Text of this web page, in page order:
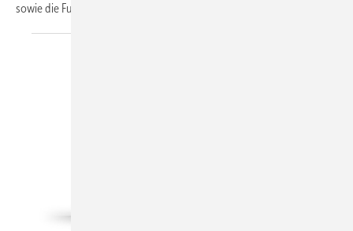
sowie die Full-Black-Variante mit 450